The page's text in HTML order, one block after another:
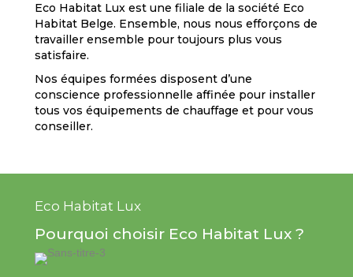
Eco Habitat Lux est une filiale de la société Eco
Habitat Belge. Ensemble, nous nous efforçons de
travailler ensemble pour toujours plus vous
satisfaire.
Nos équipes formées disposent d’une
conscience professionnelle affinée pour installer
tous vos équipements de chauffage et pour vous
conseiller.
Eco Habitat Lux
Pourquoi choisir Eco Habitat Lux ?